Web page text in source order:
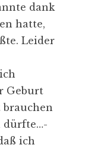
dank
hatte,
Leider
Geburt
brauchen
dürfte…-
ich